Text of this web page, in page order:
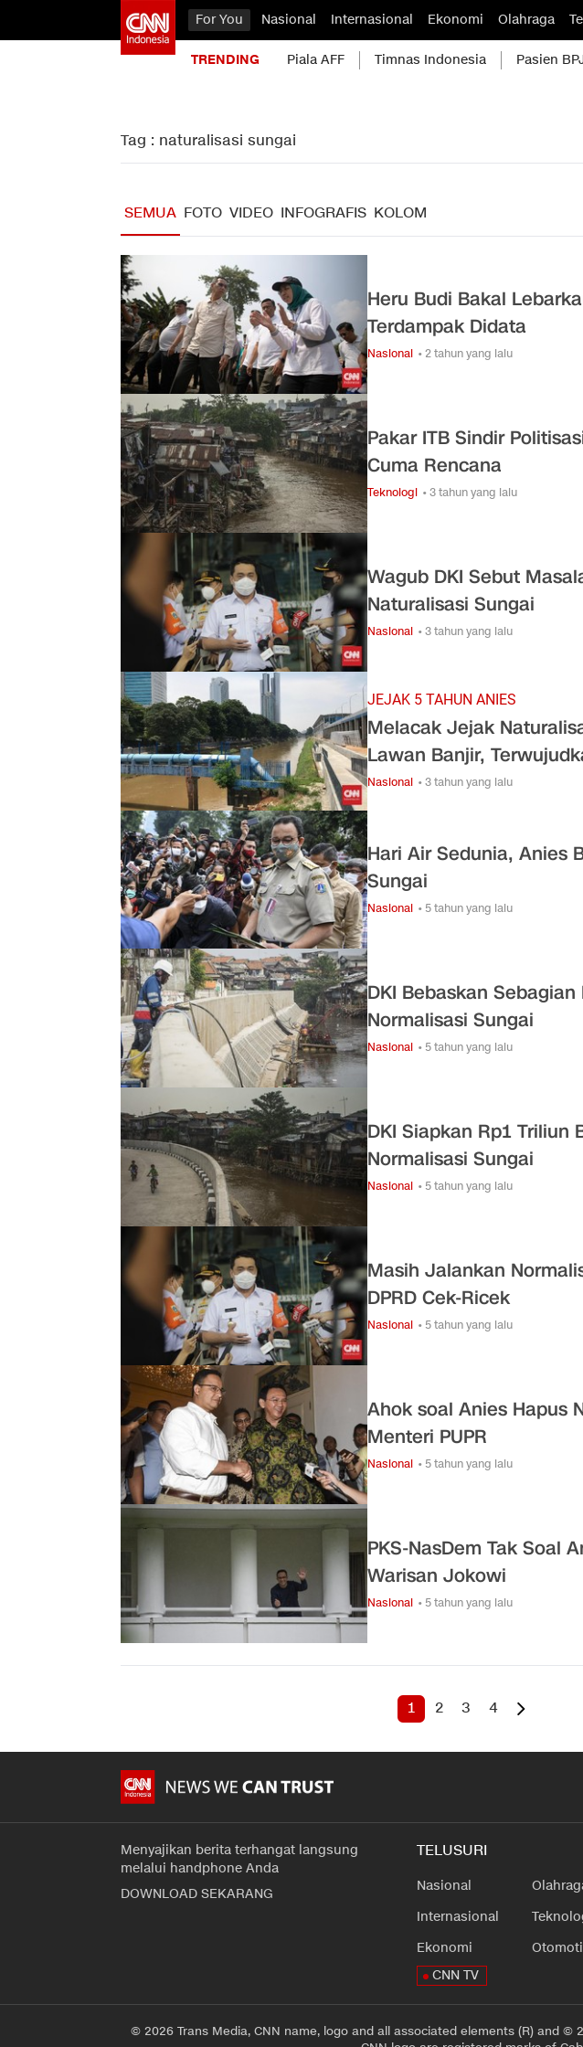
For You Nasional Internasional Ekonomi Olahraga
TRENDING Piala AFF Timnas Indonesia Pasien
Tag : naturalisasi sungai
SEMUA FOTO VIDEO INFOGRAFIS KOLOM
Heru Budi Bakal
Terdampak Didata
Nasional • 2 tahun yang lalu
Pakar ITB Sindir
Cuma Rencana
Teknologi • 3 tahun yang lalu
Wagub DKI Sebut
Naturalisasi Sungai
Nasional • 3 tahun yang lalu
JEJAK 5 TAHUN ANIES
Melacak Jejak
Lawan Banjir,
Nasional • 3 tahun yang lalu
Hari Air Sedunia, Anies
Sungai
Nasional • 5 tahun yang lalu
DKI Bebaskan
Normalisasi Sungai
Nasional • 5 tahun yang lalu
DKI Siapkan Rp1 Triliun
Normalisasi Sungai
Nasional • 5 tahun yang lalu
Masih Jalankan
DPRD Cek-Ricek
Nasional • 5 tahun yang lalu
Ahok soal Anies Hapus
Menteri PUPR
Nasional • 5 tahun yang lalu
PKS-NasDem Tak Soal
Warisan Jokowi
Nasional • 5 tahun yang lalu
1 2 3 4
Menyajikan berita terhangat langsung
melalui handphone Anda
DOWNLOAD SEKARANG
TELUSURI
Nasional
Internasional
Ekonomi
CNN TV
© 2026 Trans Media, CNN name, logo and all associated elements (R) and